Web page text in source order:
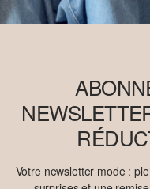
Votre newsletter mode :